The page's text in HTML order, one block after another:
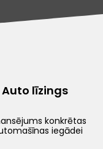
Auto līzings
konkrētas
iegādei